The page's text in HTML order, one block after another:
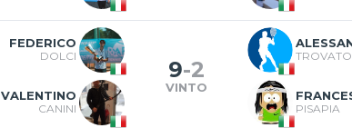
FEDERICO
DOLCI
VALENTINO
CANINI
9-2
VINTO
TROVATO
PISAPIA